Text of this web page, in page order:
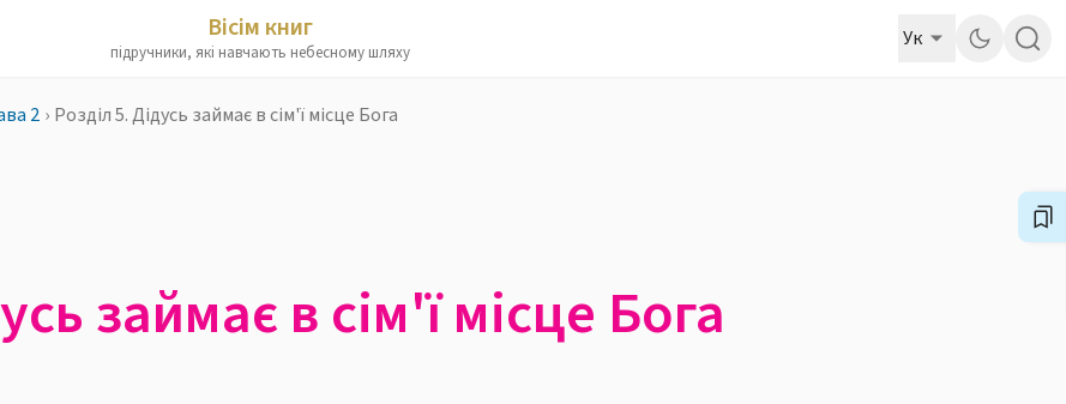
Вісім книг
підручники, які навчають небесному шляху
Ук
2 › Розділ 5. Дідусь займає в сім'ї місце Бога
займає в сім'ї місце Бога